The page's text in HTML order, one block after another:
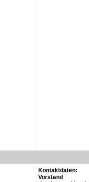
Kontaktdaten:
Vorstand